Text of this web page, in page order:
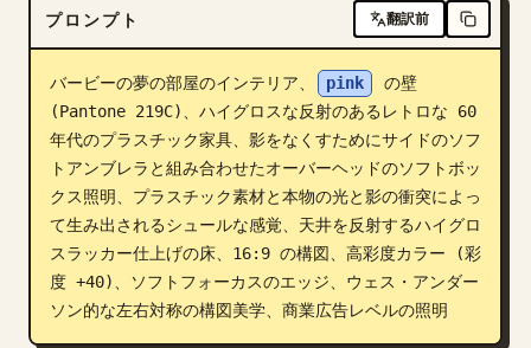
ダウンロード
ブログ
更新情報
プロンプト 翻訳前
バービーの夢の部屋のインテリア、 pink
の壁
(Pantone 219C)、ハイグロスな反射のあるレトロな 60
年代のプラスチック家具、影をなくすためにサイドのソフ
トアンブレラと組み合わせたオーバーヘッドのソフトボッ
クス照明、プラスチック素材と本物の光と影の衝突によっ
て生み出されるシュールな感覚、天井を反射するハイグロ
スラッカー仕上げの床、16:9 の構図、高彩度カラー (彩
度 +40)、ソフトフォーカスのエッジ、ウェス・アンダー
ソン的な左右対称の構図美学、商業広告レベルの照明